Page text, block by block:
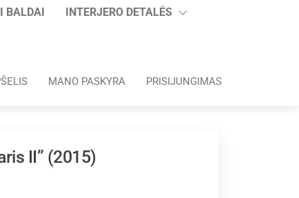
BALDAI INTERJERO DETALĖS
MANO PASKYRA PRISIJUNGIMAS
II” (2015)